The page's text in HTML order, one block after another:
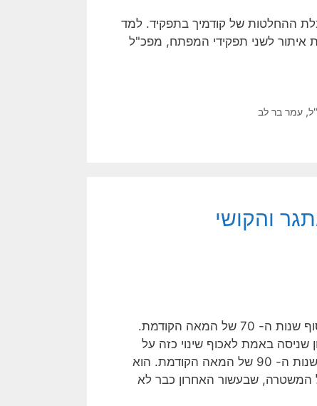
ההחלטות של קודמיך בתפקיד. למד
איתור לשני תפקידי המפתח, מפכ"ל
, עמר בר לב
והקושי
ניסיונות לשנות את תרבותה הארגונית של המשטרה נעשו מאז סוף שנות ה- 70 של המאה הקודמת.
שניסה באמת לאכוף שינוי כזה על
המשטרה היה אסף חפץ, (ראו תמונה משמאל), בחצי השני של שנות ה- 90 של המאה הקודמת. הוא
שבעשור האחרון כבר לא